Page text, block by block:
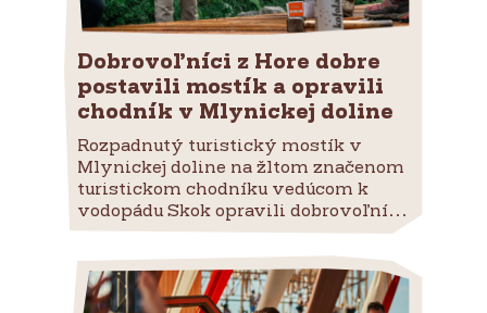
Dobrovoľníci z Hore dobre
postavili mostík a opravili
chodník v Mlynickej doline
Rozpadnutý turistický mostík v
Mlynickej doline na žltom značenom
turistickom chodníku vedúcom k
vodopádu Skok opravili dobrovoľní...